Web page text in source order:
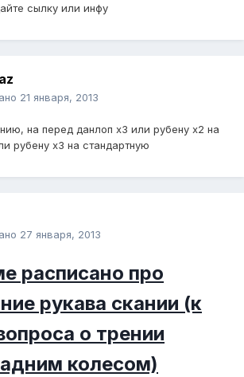
сылку или инфу
21 января, 2013
на перед данлоп х3 или рубену х2 на
рубену х3 на стандартную
27 января, 2013
расписано про
рукава скании (к
о трении
колесом)